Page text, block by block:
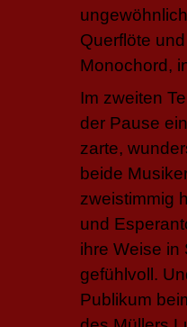
Querflöte
Monochord,
Im zweiten
der Pause
zarte,
beide
zweistimmig
und
ihre Weise in
gefühlvoll.
Publikum